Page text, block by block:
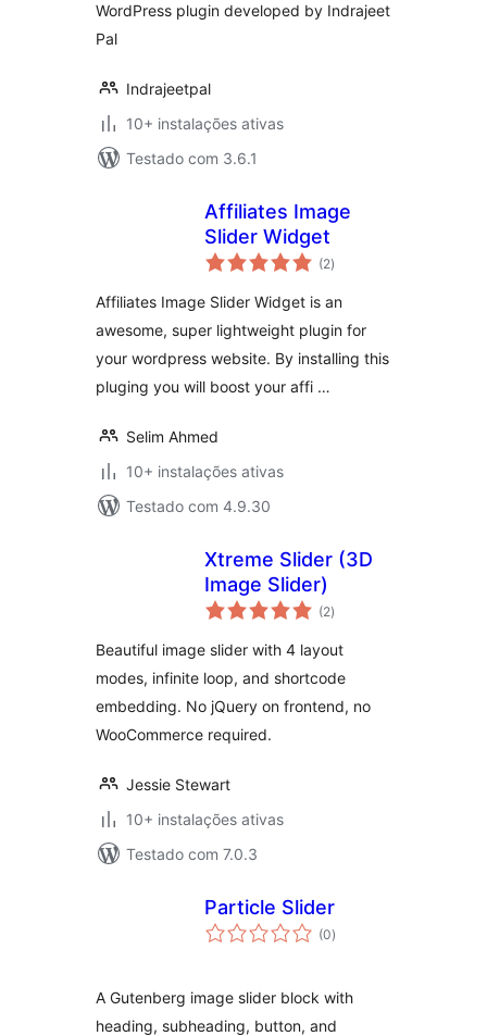
WordPress plugin developed by Indrajeet
Pal
Indrajeetpal
10+ instalações ativas
Testado com 3.6.1
Affiliates Image
Slider Widget
(2avaliações
totais
)
Affiliates Image Slider Widget is an
awesome, super lightweight plugin for
your wordpress website. By installing this
pluging you will boost your affi …
Selim Ahmed
10+ instalações ativas
Testado com 4.9.30
Xtreme Slider (3D
Image Slider)
(2avaliações
totais
)
Beautiful image slider with 4 layout
modes, infinite loop, and shortcode
embedding. No jQuery on frontend, no
WooCommerce required.
Jessie Stewart
10+ instalações ativas
Testado com 7.0.3
Particle Slider
(0avaliações
totais
)
A Gutenberg image slider block with
heading, subheading, button, and